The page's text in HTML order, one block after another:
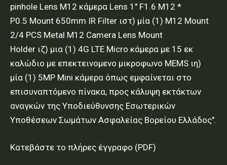
pinhole Lens M12 κάμερα Lens 1'' F1.6 M12 *
P0.5 Mount 650mm IR Filter ιστ) μία (1) M12 Mount
2/4 PCS Metal M12 Camera Lens Mount
Holder ιζ) μια (1) 4G LTE Micro κάμερα με 15 εκ
καλώδιο με επεκτεινομενο μικροφωνο MEMS ιη)
μία (1) 5MP Mini κάμερα όπως εμφαίνεται στο
επισυναπτόμενο πίνακα, προς κάλυψη εκτάκτων
αναγκών της Υποδιεύθυνσης Εσωτερικών
Υποθέσεων Σωμάτων Ασφαλείας Βορείου Ελλάδος".
Κατεβάστε το πλήρες έγγραφο (PDF)